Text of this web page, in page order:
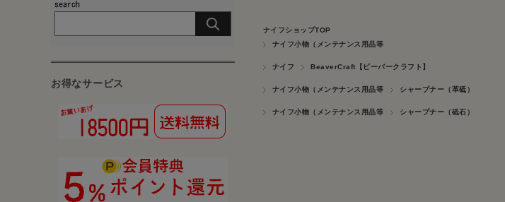
ナイフショップTOP
ナイフ小物（メンテナンス用品等
ナイフ BeaverCraft【ビーバークラフト】
ナイフ小物（メンテナンス用品等 シャープナー（革砥）
ナイフ小物（メンテナンス用品等 シャープナー（砥石）
お得なサービス